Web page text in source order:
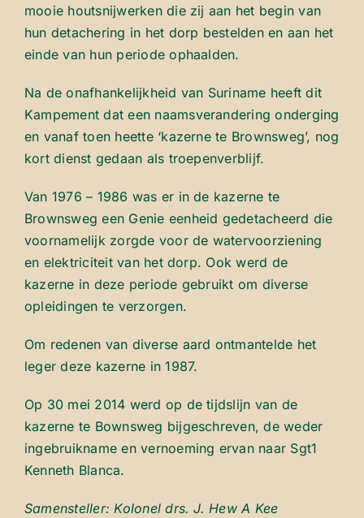
mooie houtsnijwerken die zij aan het begin van
hun detachering in het dorp bestelden en aan het
einde van hun periode ophaalden.
Na de onafhankelijkheid van Suriname heeft dit
Kampement dat een naamsverandering onderging
en vanaf toen heette ‘kazerne te Brownsweg’, nog
kort dienst gedaan als troepenverblijf.
Van 1976 – 1986 was er in de kazerne te
Brownsweg een Genie eenheid gedetacheerd die
voornamelijk zorgde voor de watervoorziening
en elektriciteit van het dorp. Ook werd de
kazerne in deze periode gebruikt om diverse
opleidingen te verzorgen.
Om redenen van diverse aard ontmantelde het
leger deze kazerne in 1987.
Op 30 mei 2014 werd op de tijdslijn van de
kazerne te Bownsweg bijgeschreven, de weder
ingebruikname en vernoeming ervan naar Sgt1
Kenneth Blanca.
Samensteller: Kolonel drs. J. Hew A Kee